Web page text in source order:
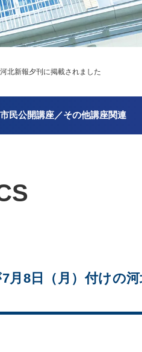
北新報夕刊に掲載されました
市民公開講座／その他講座関連
8日（月）付けの